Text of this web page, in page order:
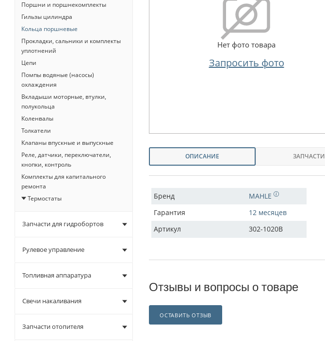
Нет фото товара
Запросить фото
ОПИСАНИЕ ЗАПЧАСТИ
Бренд
MAHLE
Гарантия
12 месяцев
Артикул
302-1020B
Отзывы и вопросы о товаре
ОСТАВИТЬ ОТЗЫВ
Поршни и поршнекомплекты
Гильзы цилиндра
Кольца поршневые
Прокладки, сальники и комплекты
уплотнений
Цепи
Помпы водяные (насосы)
охлаждения
Вкладыши моторные, втулки,
полукольца
Коленвалы
Толкатели
Клапаны впускные и выпускные
Реле, датчики, переключатели,
кнопки, контроль
Комплекты для капитального
ремонта
Термостаты
Запчасти для гидробортов
Рулевое управление
Топливная аппаратура
Свечи накаливания
Запчасти отопителя